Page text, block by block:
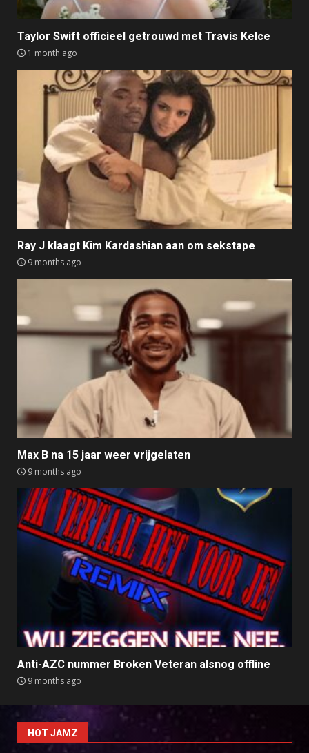
Taylor Swift officieel getrouwd met Travis Kelce
1 month ago
Ray J klaagt Kim Kardashian aan om sekstape
9 months ago
Max B na 15 jaar weer vrijgelaten
9 months ago
Anti-AZC nummer Broken Veteran alsnog offline
9 months ago
HOT JAMZ